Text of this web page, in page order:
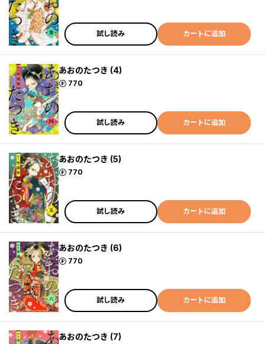
試し読み カートに追加
あおのたつき (4)
770
ポイント
試し読み カートに追加
あおのたつき (5)
770
ポイント
試し読み カートに追加
あおのたつき (6)
770
ポイント
試し読み カートに追加
あおのたつき (7)